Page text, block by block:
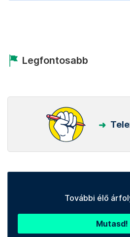
Legfontosabb
További élő
Mutasd!